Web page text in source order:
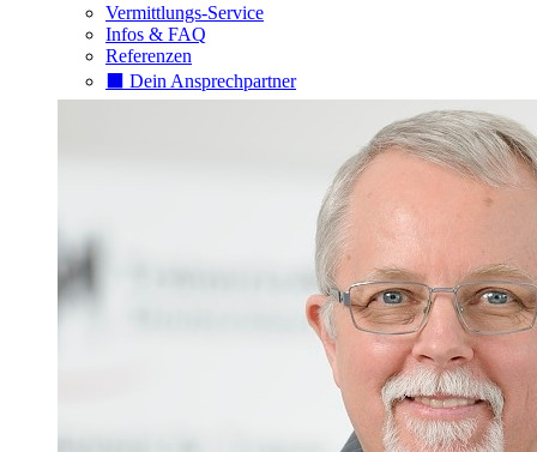
Vermittlungs-Service
Infos & FAQ
Referenzen
⬛️ Dein Ansprechpartner